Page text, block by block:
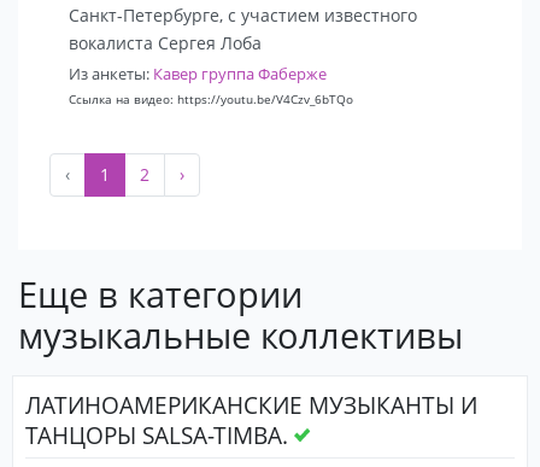
Санкт-Петербурге, с участием известного
вокалиста Сергея Лоба
Из анкеты: Кавер группа Фаберже
Ссылка на видео: https://youtu.be/V4Czv_6bTQo
‹ 1 2 ›
Еще в категории
музыкальные коллективы
ЛАТИНОАМЕРИКАНСКИЕ МУЗЫКАНТЫ И
ТАНЦОРЫ SALSA-TIMBA.